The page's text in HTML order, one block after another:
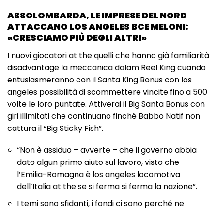
ASSOLOMBARDA, LE IMPRESE DEL NORD
ATTACCANO LOS ANGELES BCE MELONI:
«CRESCIAMO PIÙ DEGLI ALTRI»
I nuovi giocatori at the quelli che hanno già familiarità
disadvantage la meccanica dalam Reel King cuando
entusiasmeranno con il Santa King Bonus con los
angeles possibilità di scommettere vincite fino a 500
volte le loro puntate. Attiverai il Big Santa Bonus con
giri illimitati che continuano finché Babbo Natif non
cattura il “Big Sticky Fish”.
“Non è assiduo – avverte – che il governo abbia
dato algun primo aiuto sul lavoro, visto che
l’Emilia-Romagna è los angeles locomotiva
dell’Italia at the se si ferma si ferma la nazione”.
I temi sono sfidanti, i fondi ci sono perché ne